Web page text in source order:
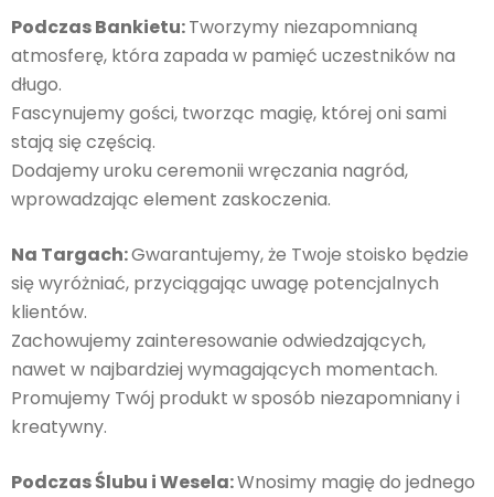
Podczas Bankietu:Tworzymy niezapomnianą
atmosferę, która zapada w pamięć uczestników na
długo.
Fascynujemy gości, tworząc magię, której oni sami
stają się częścią.
Dodajemy uroku ceremonii wręczania nagród,
wprowadzając element zaskoczenia.
Na Targach:Gwarantujemy, że Twoje stoisko będzie
się wyróżniać, przyciągając uwagę potencjalnych
klientów.
Zachowujemy zainteresowanie odwiedzających,
nawet w najbardziej wymagających momentach.
Promujemy Twój produkt w sposób niezapomniany i
kreatywny.
Podczas Ślubu i Wesela:Wnosimy magię do jednego